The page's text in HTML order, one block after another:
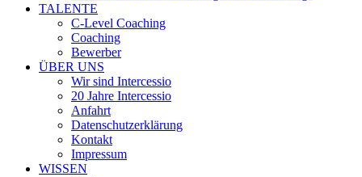
TALENTE
C-Level Coaching
Coaching
Bewerber
ÜBER UNS
Wir sind Intercessio
20 Jahre Intercessio
Anfahrt
Datenschutzerklärung
Kontakt
Impressum
WISSEN